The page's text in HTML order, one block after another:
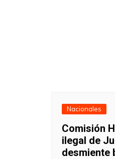
Nacionales
Comisión
ilegal de
desmiente